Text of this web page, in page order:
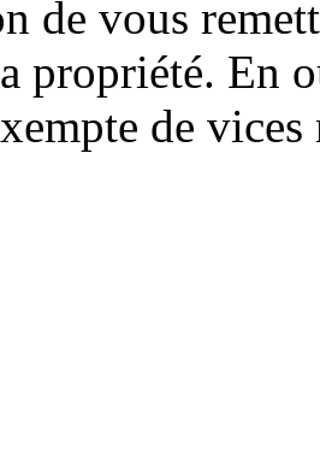
de vous
propriété. En
de